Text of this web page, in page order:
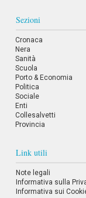
Sezioni
Cronaca
Nera
Sanità
Scuola
Porto & Economia
Politica
Sociale
Enti
Collesalvetti
Provincia
Link utili
Note legali
Informativa sulla
Informativa sui